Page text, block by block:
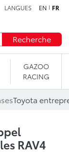
LANGUES EN FR
Recherche
GAZOO
RACING
RAV4